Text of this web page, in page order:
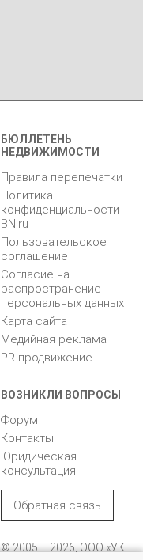
БЮЛЛЕТЕНЬ
НЕДВИЖИМОСТИ
Правила перепечатки
Политика
конфиденциальности
BN.ru
Пользовательское
соглашение
Согласие на
распространение
персональных данных
Карта сайта
Медийная реклама
PR продвижение
ВОЗНИКЛИ ВОПРОСЫ
Форум
Контакты
Юридическая
консультация
Обратная связь
© 2005 – 2026, ООО «УК